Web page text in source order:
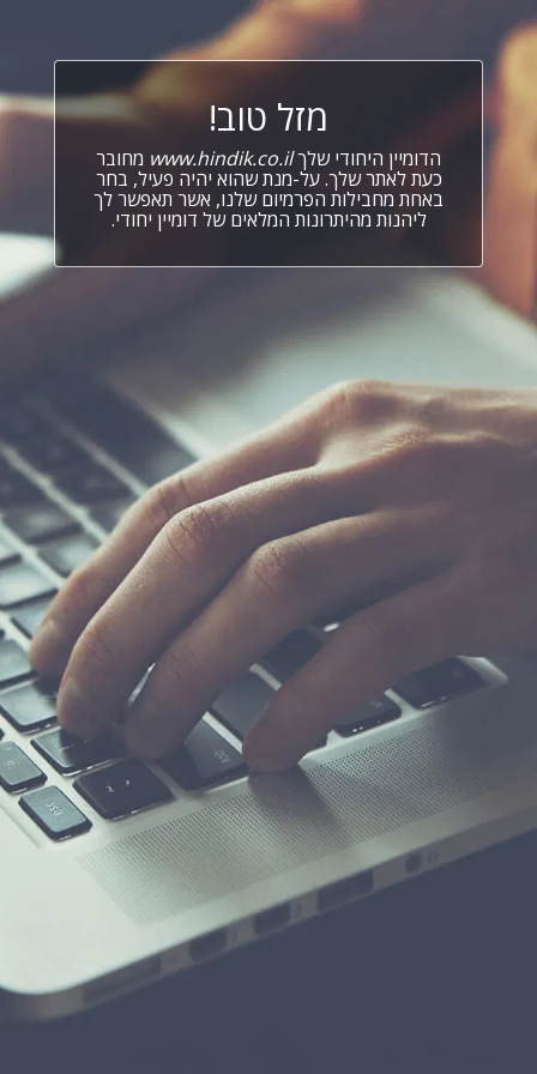
מזל טוב!
הדומיין היחודי שלךwww.hindik.co.il מחובר
כעת לאתר שלך. על-מנת שהוא יהיה פעיל, בחר
באחת מחבילות הפרמיום שלנו, אשר תאפשר לך
ליהנות מהיתרונות המלאים של דומיין יחודי.